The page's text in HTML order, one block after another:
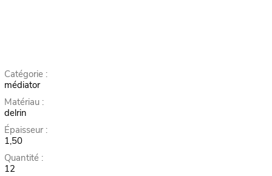
Catégorie :
médiator
Matériau :
delrin
Épaisseur :
1,50
Quantité :
12